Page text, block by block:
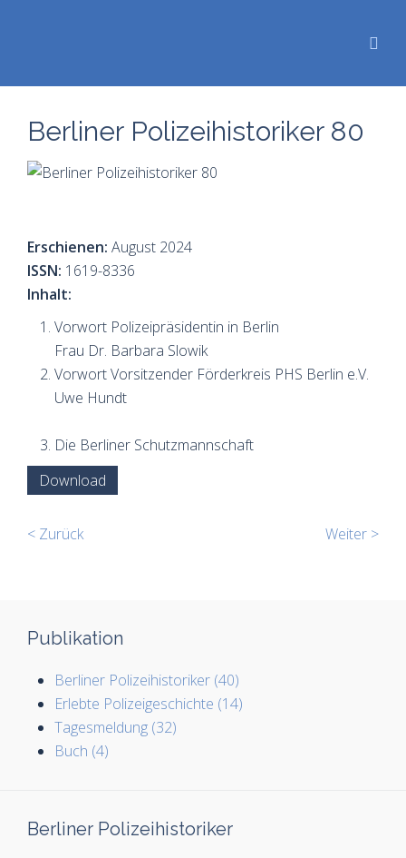
Berliner Polizeihistoriker 80
Erschienen: August 2024
ISSN: 1619-8336
Inhalt:
Vorwort Polizeipräsidentin in Berlin
Frau Dr. Barbara Slowik
Vorwort Vorsitzender Förderkreis PHS Berlin e.V.
Uwe Hundt
Die Berliner Schutzmannschaft
Download
< Zurück Weiter >
Publikation
Berliner Polizeihistoriker (40)
Erlebte Polizeigeschichte (14)
Tagesmeldung (32)
Buch (4)
Berliner Polizeihistoriker